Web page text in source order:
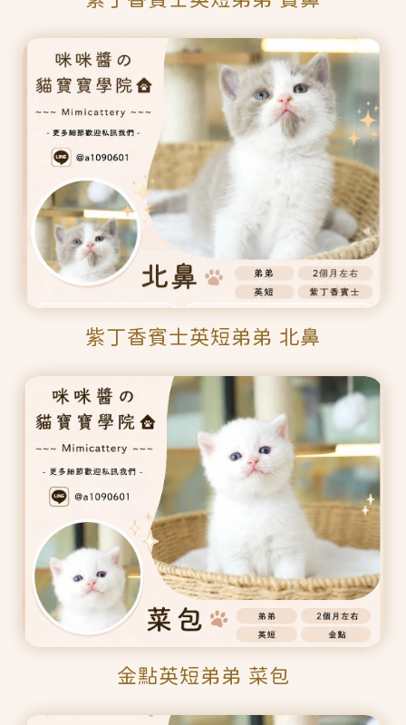
紫丁香賓士英短弟弟 北鼻
金點英短弟弟 菜包